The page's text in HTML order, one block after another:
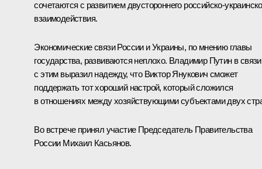
сочетаются с развитием двустороннего российско-
взаимодействия.
Экономические связи России и Украины, по мнению главы
государства, развиваются неплохо. Владимир Путин в связи
с этим выразил надежду, что Виктор Янукович сможет
поддержать тот хороший настрой, который сложился
в отношениях между хозяйствующими субъектами двух
Во встрече принял участие Председатель Правительства
России Михаил Касьянов.